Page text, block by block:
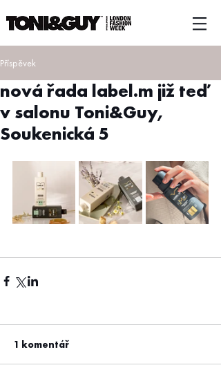
Příspěvek
nová řada label.m již teď
v salonu Toni&Guy,
Soukenická 5
1 komentář